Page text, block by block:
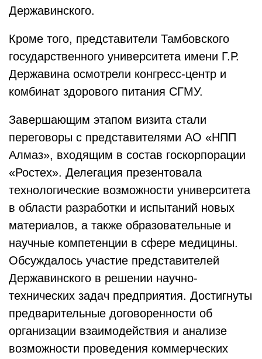
Державинского.
Кроме того, представители Тамбовского
государственного университета имени Г.Р.
Державина осмотрели конгресс-центр и
комбинат здорового питания СГМУ.
Завершающим этапом визита стали
переговоры с представителями АО «НПП
Алмаз», входящим в состав госкорпорации
«Ростех». Делегация презентовала
технологические возможности университета
в области разработки и испытаний новых
материалов, а также образовательные и
научные компетенции в сфере медицины.
Обсуждалось участие представителей
Державинского в решении научно-
технических задач предприятия. Достигнуты
предварительные договоренности об
организации взаимодействия и анализе
возможности проведения коммерческих